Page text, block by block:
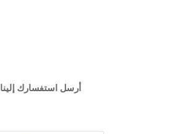
أرسل استفسارك إلينا